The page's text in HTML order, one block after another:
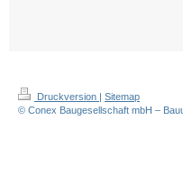
Druckversion | Sitemap
© Conex Baugesellschaft mbH –